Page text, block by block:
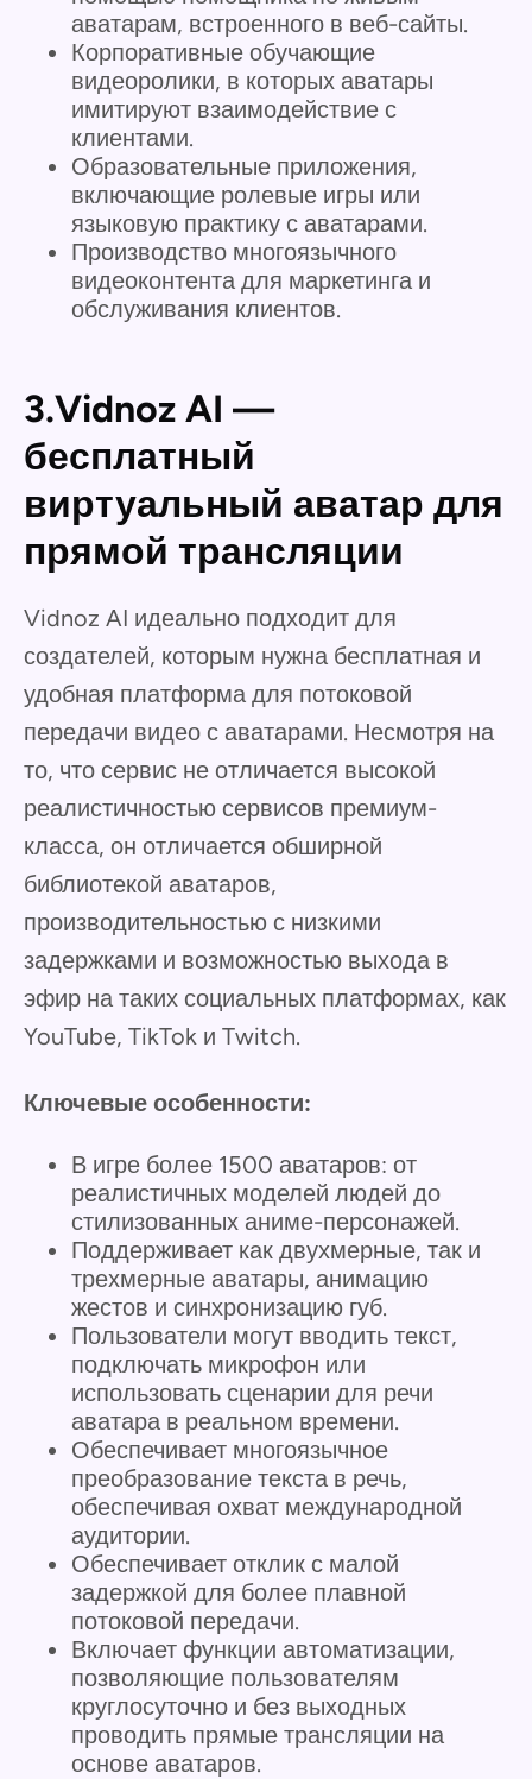
аватарам, встроенного в веб-сайты.
Корпоративные обучающие
видеоролики, в которых аватары
имитируют взаимодействие с
клиентами.
Образовательные приложения,
включающие ролевые игры или
языковую практику с аватарами.
Производство многоязычного
видеоконтента для маркетинга и
обслуживания клиентов.
3.Vidnoz AI —
бесплатный
виртуальный аватар для
прямой трансляции
Vidnoz AI идеально подходит для
создателей, которым нужна бесплатная и
удобная платформа для потоковой
передачи видео с аватарами. Несмотря на
то, что сервис не отличается высокой
реалистичностью сервисов премиум-
класса, он отличается обширной
библиотекой аватаров,
производительностью с низкими
задержками и возможностью выхода в
эфир на таких социальных платформах, как
YouTube, TikTok и Twitch.
Ключевые особенности:
В игре более 1500 аватаров: от
реалистичных моделей людей до
стилизованных аниме-персонажей.
Поддерживает как двухмерные, так и
трехмерные аватары, анимацию
жестов и синхронизацию губ.
Пользователи могут вводить текст,
подключать микрофон или
использовать сценарии для речи
аватара в реальном времени.
Обеспечивает многоязычное
преобразование текста в речь,
обеспечивая охват международной
аудитории.
Обеспечивает отклик с малой
задержкой для более плавной
потоковой передачи.
Включает функции автоматизации,
позволяющие пользователям
круглосуточно и без выходных
проводить прямые трансляции на
основе аватаров.